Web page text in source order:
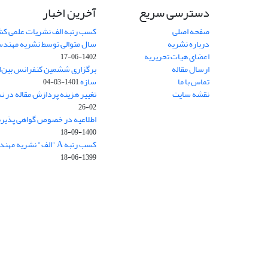
دسترسی سریع
صفحه اصلی
درباره نشریه
اعضای هیات تحریریه
ارسال مقاله
تماس با ما
نقشه سایت
آخرین اخبار
کسب رتبه الف نشریات علمی
سال متوالی توسط نشریه
1402-06-17
برگزاری ششمین کنفرانس
سازه1401-03-04
تغییر هزینه پردازش مقاله
02-26
اطلاعیه در خصوص گواهی
1400-09-18
کسب رتبه A "الف" نشریه مهندسی سازه و ساخت
1399-06-18